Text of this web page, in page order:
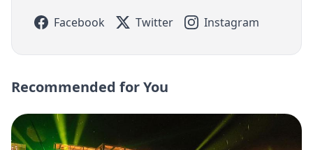
Facebook
Twitter Instagram
Recommended for You